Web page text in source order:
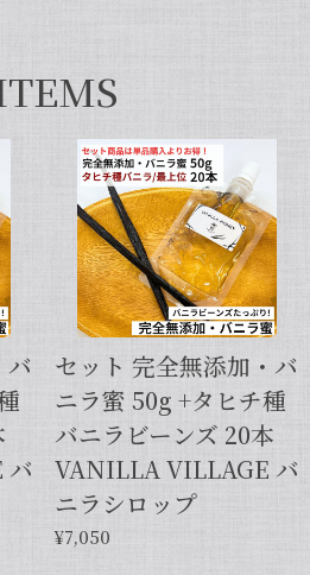
セット タヒチ種 + ブルボン種 10本 サイズだけ訳あり バニラビーンズ VANILLA VILLAGE
【スタンドパック※通常サイズ】完全無添加・天然バニラ蜜_送料無料（200g）/バニラシロップ/シロップ/バニラビーンズ/製菓材料/バニラペースト/バニラエッセンス/ギフト
31
【本数多いほど1本価格がお得！】【サイズだけ訳ありグレード 12cm・バニラビーンズ・5本】
05
た。 バニラの香りも良かっ
す。
バ
セット 完全無添加・バ
ニラ蜜 50g +タヒチ種
バニラビーンズ 20本
VANILLA VILLAGE バ
ニラシロップ
¥7,050